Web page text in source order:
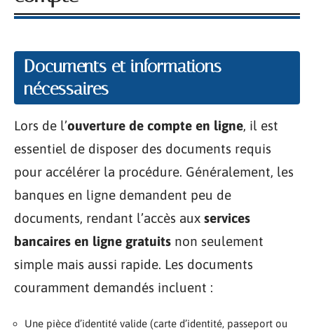
Documents et informations
nécessaires
Lors de l’ouverture de compte en ligne, il est
essentiel de disposer des documents requis
pour accélérer la procédure. Généralement, les
banques en ligne demandent peu de
documents, rendant l’accès aux services
bancaires en ligne gratuits non seulement
simple mais aussi rapide. Les documents
couramment demandés incluent :
Une pièce d’identité valide (carte d’identité, passeport ou